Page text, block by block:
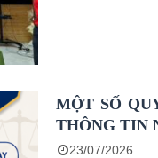
MỘT SỐ
THÔNG TIN
23/07/2026